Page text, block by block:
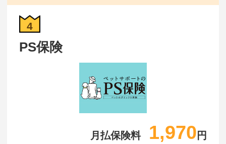
4
PS保険
月払保険料 1,970 円